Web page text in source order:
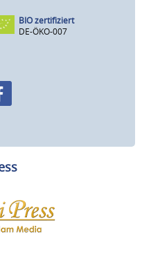
BIO zertifiziert
DE-ÖKO-007